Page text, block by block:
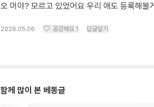
오 머야? 모르고 있었어요 우리 애도 등록해볼
2026.05.06 공감해요 1 답글달기
함께 많이 본 베동글